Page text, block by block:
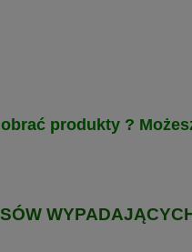
produkty ?